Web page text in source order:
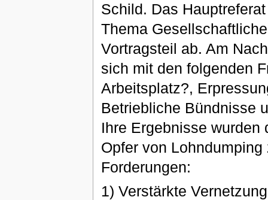
Schild. Das
Thema
Vortragsteil ab. Am
sich mit den folgenden
Arbeitsplatz?,
Betriebliche Bündnisse
Ihre Ergebnisse
Opfer von
Forderungen:
1) Verstärkte